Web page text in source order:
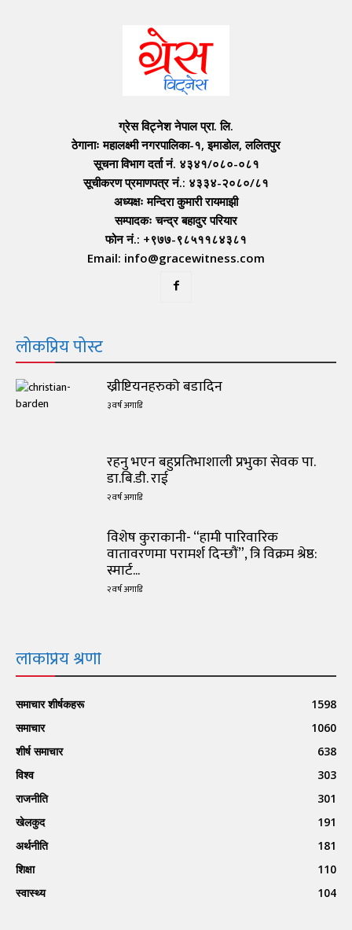
ग्रेस विट्नेश नेपाल प्रा. लि.
ठेगानाः महालक्ष्मी नगरपालिका-१, इमाडोल, ललितपुर
सूचना विभाग दर्ता नं. ४३४१/०८०-०८१
सूचीकरण प्रमाणपत्र नं.: ४३३४-२०८०/८१
अध्यक्षः मन्दिरा कुमारी रायमाझी
सम्पादकः चन्द्र बहादुर परियार
फोन नं.: +९७७-९८५११८४३८१
Email: info@gracewitness.com
लोकप्रिय पोस्ट
ख्रीष्टियनहरुको बडादिन
३ वर्ष अगाडि
रहनु भएन बहुप्रतिभाशाली प्रभुका सेवक पा.
डा.बि.डी. राई
२ वर्ष अगाडि
विशेष कुराकानी- “हामी पारिवारिक
वातावरणमा परामर्श दिन्छौं”, त्रि विक्रम श्रेष्ठ:
स्मार्ट...
२ वर्ष अगाडि
लोकप्रिय श्रेणी
समाचार शीर्षकहरू
1598
समाचार
1060
शीर्ष समाचार
638
विश्व
303
राजनीति
301
खेलकुद
191
अर्थनीति
181
शिक्षा
110
स्वास्थ्य
104